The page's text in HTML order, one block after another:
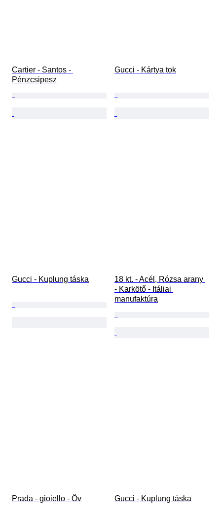
Cartier - Santos -
Pénzcsipesz
Gucci - Kártya tok
Gucci - Kuplung táska
18 kt. - Acél, Rózsa arany
- Karkötő - Itáliai
manufaktúra
Prada - gioiello - Öv Gucci - Kuplung táska